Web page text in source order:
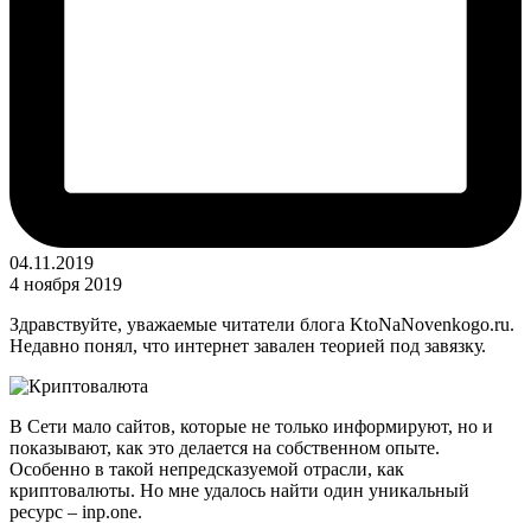
04.11.2019
4 ноября 2019
Здравствуйте, уважаемые читатели блога KtoNaNovenkogo.ru.
Недавно понял, что интернет завален теорией под завязку.
В Сети мало сайтов, которые не только информируют, но и
показывают, как это делается на собственном опыте.
Особенно в такой непредсказуемой отрасли, как
криптовалюты. Но мне удалось найти один уникальный
ресурс – inp.one.